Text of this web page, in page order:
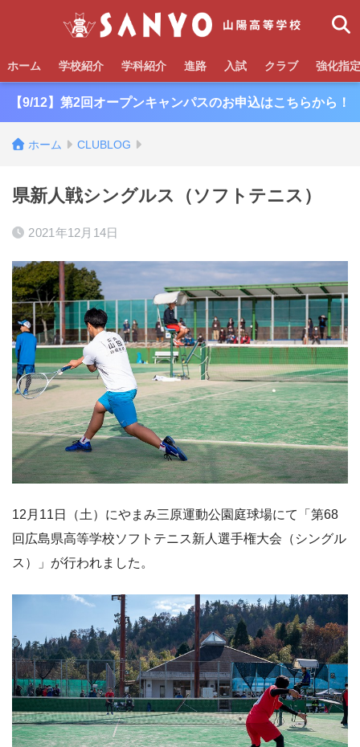
ホーム 学校紹介 学科紹介 進路 入試 クラブ 強化指
【9/12】第2回オープンキャンパスのお申込はこちらから！
ホーム CLUBLOG
県新人戦シングルス（ソフトテニス）
2021年12月14日
12月11日（土）にやまみ三原運動公園庭球場にて「第68
回広島県高等学校ソフトテニス新人選手権大会（シングル
ス）」が行われました。